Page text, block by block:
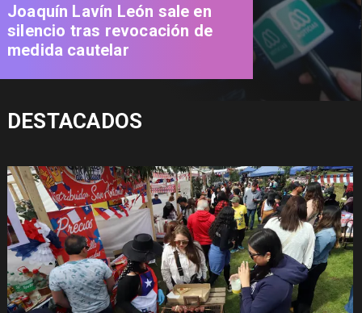
Joaquín Lavín León sale en
silencio tras revocación de
medida cautelar
DESTACADOS